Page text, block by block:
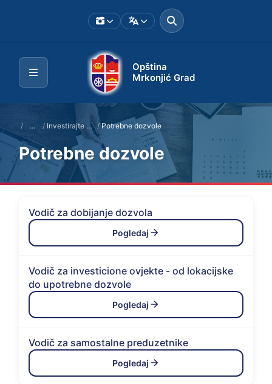
Opština
Mrkonjić Grad
/ ... / Investirajte u Mrkonjić Grad / Potrebne dozvole
Potrebne dozvole
Vodič za dobijanje dozvola
Pogledaj
Vodič za investicione ovjekte - od lokacijske
do upotrebne dozvole
Pogledaj
Vodič za samostalne preduzetnike
Pogledaj